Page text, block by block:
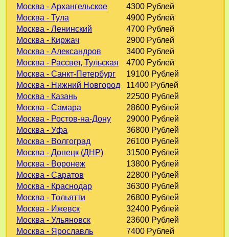
Москва - Архангельское
4300 Рублей
Москва - Тула
4900 Рублей
Москва - Ленинский
4700 Рублей
Москва - Киржач
2900 Рублей
Москва - Александров
3400 Рублей
Москва - Рассвет, Тульская
4700 Рублей
Москва - Санкт-Петербург
19100 Рублей
Москва - Нижний Новгород
11400 Рублей
Москва - Казань
22500 Рублей
Москва - Самара
28600 Рублей
Москва - Ростов-на-Дону
29000 Рублей
Москва - Уфа
36800 Рублей
Москва - Волгоград
26100 Рублей
Москва - Донецк (ДНР)
31500 Рублей
Москва - Воронеж
13800 Рублей
Москва - Саратов
22800 Рублей
Москва - Краснодар
36300 Рублей
Москва - Тольятти
26800 Рублей
Москва - Ижевск
32400 Рублей
Москва - Ульяновск
23600 Рублей
Москва - Ярославль
7400 Рублей